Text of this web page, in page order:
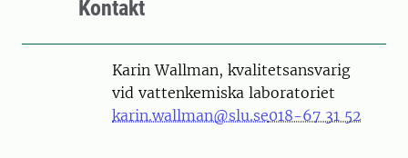
Kontakt
Karin Wallman, kvalitetsansvarig
vid vattenkemiska laboratoriet
karin.wallman@slu.se018-67 31 52